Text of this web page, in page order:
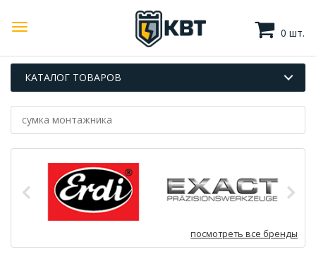
0 шт.
КАТАЛОГ ТОВАРОВ
посмотреть все бренды